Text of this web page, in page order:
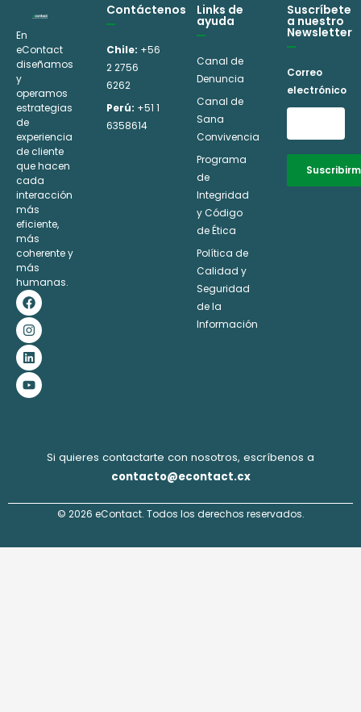
En
eContact
diseñamos
y
operamos
estrategias
de
experiencia
de cliente
que hacen
cada
interacción
más
eficiente,
más
coherente y
más
humanas.
F
a
c
e
b
o
o
k
I
n
s
t
a
g
r
a
m
L
i
n
k
e
d
i
n
Y
o
u
t
u
b
e
Contáctenos
Chile: +56
2 2756
6262
Perú: +51 1
6358614
Links de
ayuda
Canal de
Denuncia
Canal de
Sana
Convivencia
Programa
de
Integridad
y Código
de Ética
Política de
Calidad y
Seguridad
de la
Información
Suscríbete
a nuestro
Newsletter
Correo
electrónico
Si quieres contactarte con nosotros, escríbenos a
contacto@econtact.cx
© 2026 eContact. Todos los derechos reservados.